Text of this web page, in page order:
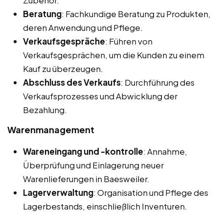
Beratung: Fachkundige Beratung zu Produkten,
deren Anwendung und Pflege.
Verkaufsgespräche: Führen von
Verkaufsgesprächen, um die Kunden zu einem
Kauf zu überzeugen.
Abschluss des Verkaufs: Durchführung des
Verkaufsprozesses und Abwicklung der
Bezahlung.
Warenmanagement
Wareneingang und -kontrolle: Annahme,
Überprüfung und Einlagerung neuer
Warenlieferungen in Baesweiler.
Lagerverwaltung: Organisation und Pflege des
Lagerbestands, einschließlich Inventuren.